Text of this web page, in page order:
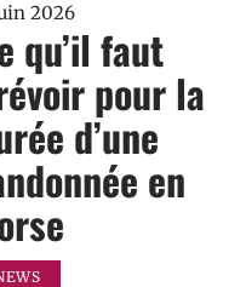
2026
qu’il faut
pour la
d’une
en